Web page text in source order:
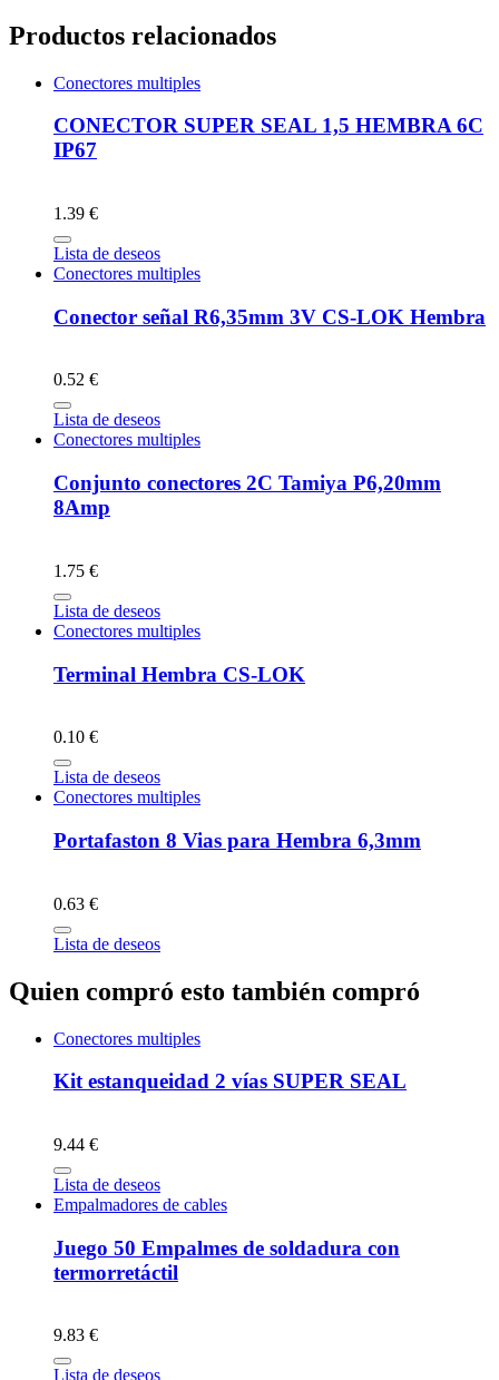
Productos relacionados
Conectores multiples
CONECTOR SUPER SEAL 1,5 HEMBRA 6C
IP67
1.39 €
Lista de deseos
Conectores multiples
Conector señal R6,35mm 3V CS-LOK Hembra
0.52 €
Lista de deseos
Conectores multiples
Conjunto conectores 2C Tamiya P6,20mm
8Amp
1.75 €
Lista de deseos
Conectores multiples
Terminal Hembra CS-LOK
0.10 €
Lista de deseos
Conectores multiples
Portafaston 8 Vias para Hembra 6,3mm
0.63 €
Lista de deseos
Quien compró esto también compró
Conectores multiples
Kit estanqueidad 2 vías SUPER SEAL
9.44 €
Lista de deseos
Empalmadores de cables
Juego 50 Empalmes de soldadura con
termorretáctil
9.83 €
Lista de deseos